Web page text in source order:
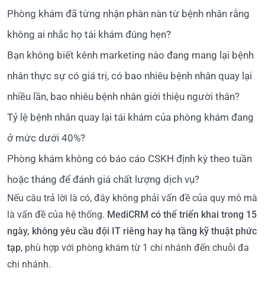
Phòng khám đã từng nhận phàn nàn từ bệnh nhân rằng
không ai nhắc họ tái khám đúng hẹn?
Bạn không biết kênh marketing nào đang mang lại bệnh
nhân thực sự có giá trị, có bao nhiêu bệnh nhân quay lại
nhiều lần, bao nhiêu bệnh nhân giới thiệu người thân?
Tỷ lệ bệnh nhân quay lại tái khám của phòng khám đang
ở mức dưới 40%?
Phòng khám không có báo cáo CSKH định kỳ theo tuần
hoặc tháng để đánh giá chất lượng dịch vụ?
Nếu câu trả lời là có, đây không phải vấn đề của quy mô mà
là vấn đề của hệ thống. MediCRM có thể triển khai trong 15
ngày, không yêu cầu đội IT riêng hay hạ tầng kỹ thuật phức
tạp, phù hợp với phòng khám từ 1 chi nhánh đến chuỗi đa
chi nhánh.